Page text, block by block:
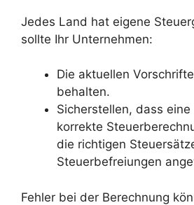
Jedes Land hat eigene
sollte Ihr Unternehmen:
Die aktuellen
behalten.
Sicherstellen, dass
korrekte
die richtigen
Steuerbefreiungen
Fehler bei der Berechnung